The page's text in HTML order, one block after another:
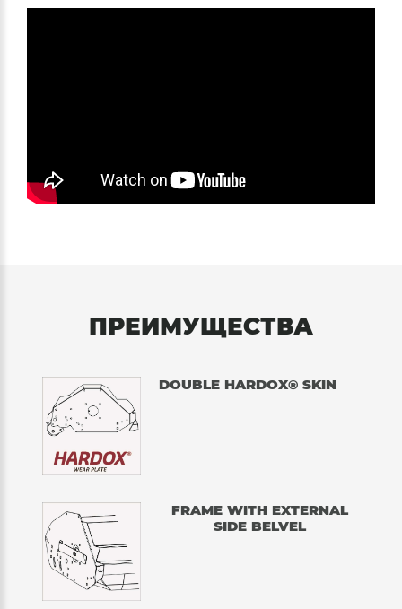
ПРЕИМУЩЕСТВА
DOUBLE HARDOX® SKIN
FRAME WITH EXTERNAL
SIDE BELVEL